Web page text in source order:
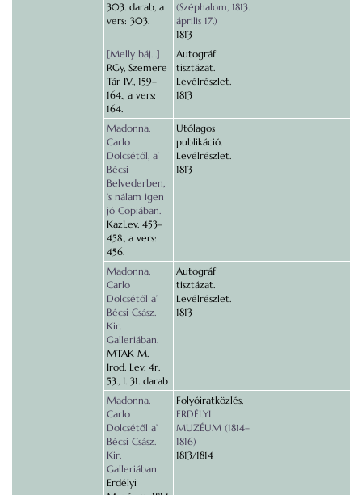
303. darab, a
vers: 303.
(Széphalom, 1813.
április 17.)
1813
[Melly báj…]
RGy, Szemere
Tár IV., 159–
164., a vers:
164.
Autográf
tisztázat.
Levélrészlet.
1813
Madonna.
Carlo
Dolcsétől, a’
Bécsi
Belvederben,
’s nálam igen
jó Copiában.
KazLev. 453–
458., a vers:
456.
Utólagos
publikáció.
Levélrészlet.
1813
Madonna,
Carlo
Dolcsétől a’
Bécsi Csász.
Kir.
Galleriában.
MTAK M.
Irod. Lev. 4r.
53., I. 31. darab
Autográf
tisztázat.
Levélrészlet.
1813
Madonna.
Carlo
Dolcsétől a’
Bécsi Csász.
Kir.
Galleriában.
Erdélyi
Folyóiratközlés.
ERDÉLYI
MUZÉUM (1814–
1816)
1813/1814